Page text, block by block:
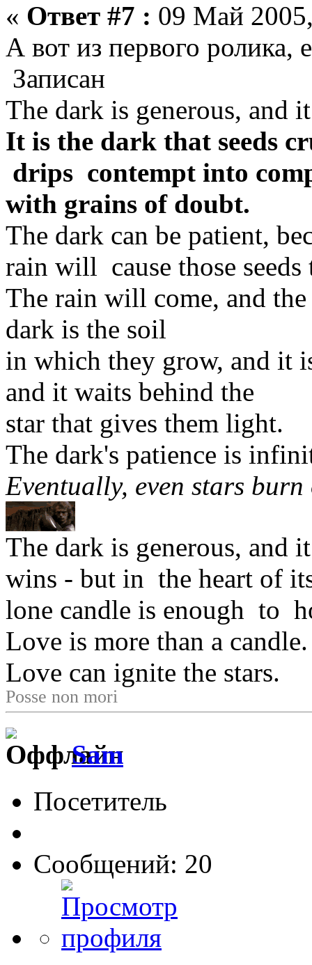
« Ответ #7 : 09 Май
А вот из первого ролика,
Записан
The dark is generous, and
It is the dark that seeds
drips contempt into
with grains of doubt.
The dark can be patient,
rain will cause those seeds
The rain will come, and
dark is the soil
in which they grow, and it
and it waits behind the
star that gives them light.
The dark's patience is
Eventually, even stars burn
The dark is generous, and
wins - but in the heart of
lone candle is enough to
Love is more than a candle.
Love can ignite the stars.
Posse non mori
Sam
Посетитель
Сообщений: 20